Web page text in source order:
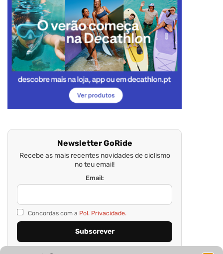
Newsletter GoRide
Recebe as mais recentes novidades de ciclismo
no teu email!
Email:
Concordas com a Pol. Privacidade.